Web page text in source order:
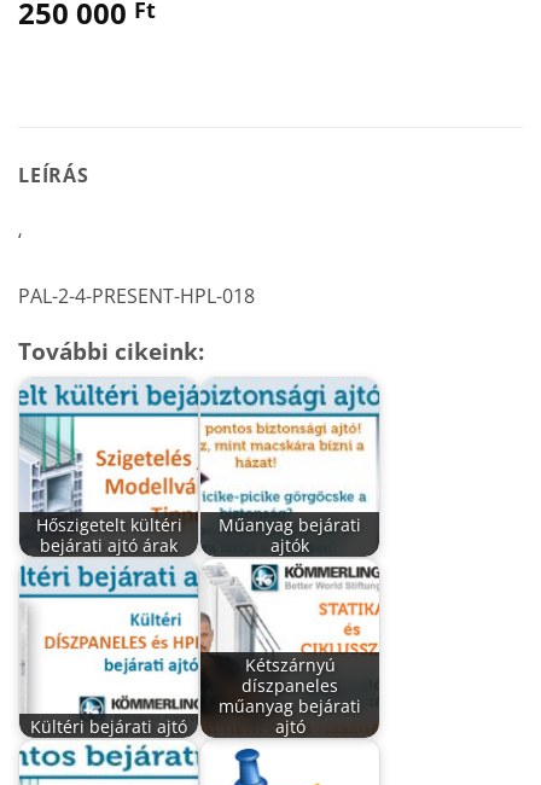
250 000 Ft
LEÍRÁS
‘
PAL-2-4-PRESENT-HPL-018
További cikeink:
Hőszigetelt kültéri
bejárati ajtó árak
Műanyag bejárati
ajtók
Kültéri bejárati ajtó
Kétszárnyú
díszpaneles
műanyag bejárati
ajtó